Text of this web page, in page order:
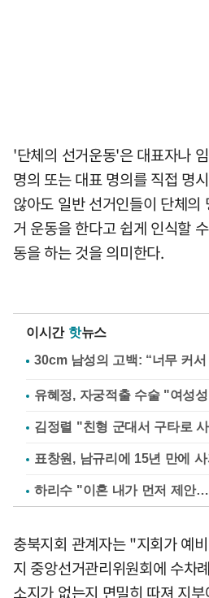
'단체의 선거운동'은 대표자나
명의 또는 대표 명의를 직접 명
않아도 일반 선거인들이 단체의
거 운동을 한다고 쉽게 인식할
동을 하는 것을 의미한다.
이시간 핫뉴스
유혜정, 자궁적출 수술 "여성
김정렬 "친형 군대서 구타로
표창원, 남규리에 15년 만에
하리수 "이혼 내가 먼저 제안
충북지회 관계자는 "지회가 예
지 중앙선거관리위원회에 수차
소지가 없는지 면밀히 따져 지